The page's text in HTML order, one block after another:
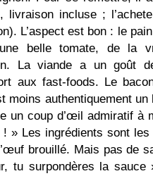
livraison incluse ;
L’aspect est bon : le
belle tomate, de la
La viande a un goût
aux fast-foods. Le
moins authentiquement
un coup d’œil admiratif à
» Les ingrédients sont
brouillé. Mais pas de
tu surpondères la